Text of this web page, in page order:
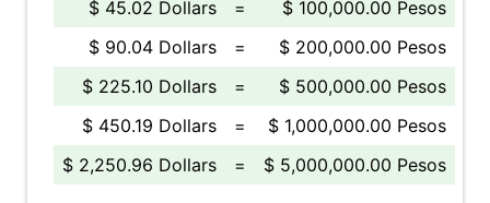
$ 45.02 Dollars
=
$ 100,000.00 Pesos
$ 90.04 Dollars
=
$ 200,000.00 Pesos
$ 225.10 Dollars
=
$ 500,000.00 Pesos
$ 450.19 Dollars
=
$ 1,000,000.00 Pesos
$ 2,250.96 Dollars
= $ 5,000,000.00 Pesos